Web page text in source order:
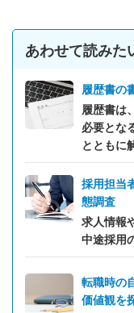
あわせて読みた
履歴書の
履歴書は
必要とな
とともに
採用担当
態調査
求人情報
中途採用
転職時の
価値観を